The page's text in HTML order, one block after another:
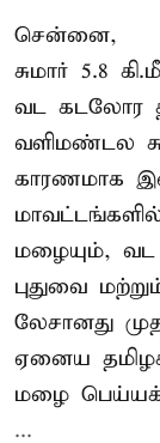
சென்னை,
சுமார் 5.8
வட கடலோர
வளிமண்டல
காரணமாக
மழையும், வட
புதுவை
லேசானது
ஏனைய
மழை
...